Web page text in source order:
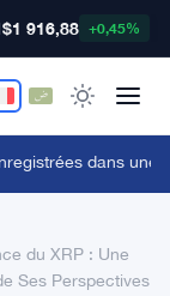
$1 916,88 +0,45%
dans une
du XRP : Une
Ses Perspectives